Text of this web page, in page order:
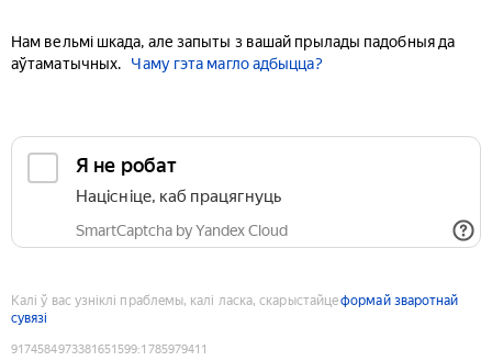
Нам вельмі шкада, але запыты з вашай прылады падобныя да
аўтаматычных.
Чаму гэта магло адбыцца?
Я не робат
Націсніце, каб працягнуць
SmartCaptcha by Yandex Cloud
Калі ў вас узніклі праблемы, калі ласка, скарыстайцеформай зваротнай
сувязі
9174584973381651599:1785979411